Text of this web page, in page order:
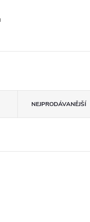
NEJPRODÁVANĚJŠÍ